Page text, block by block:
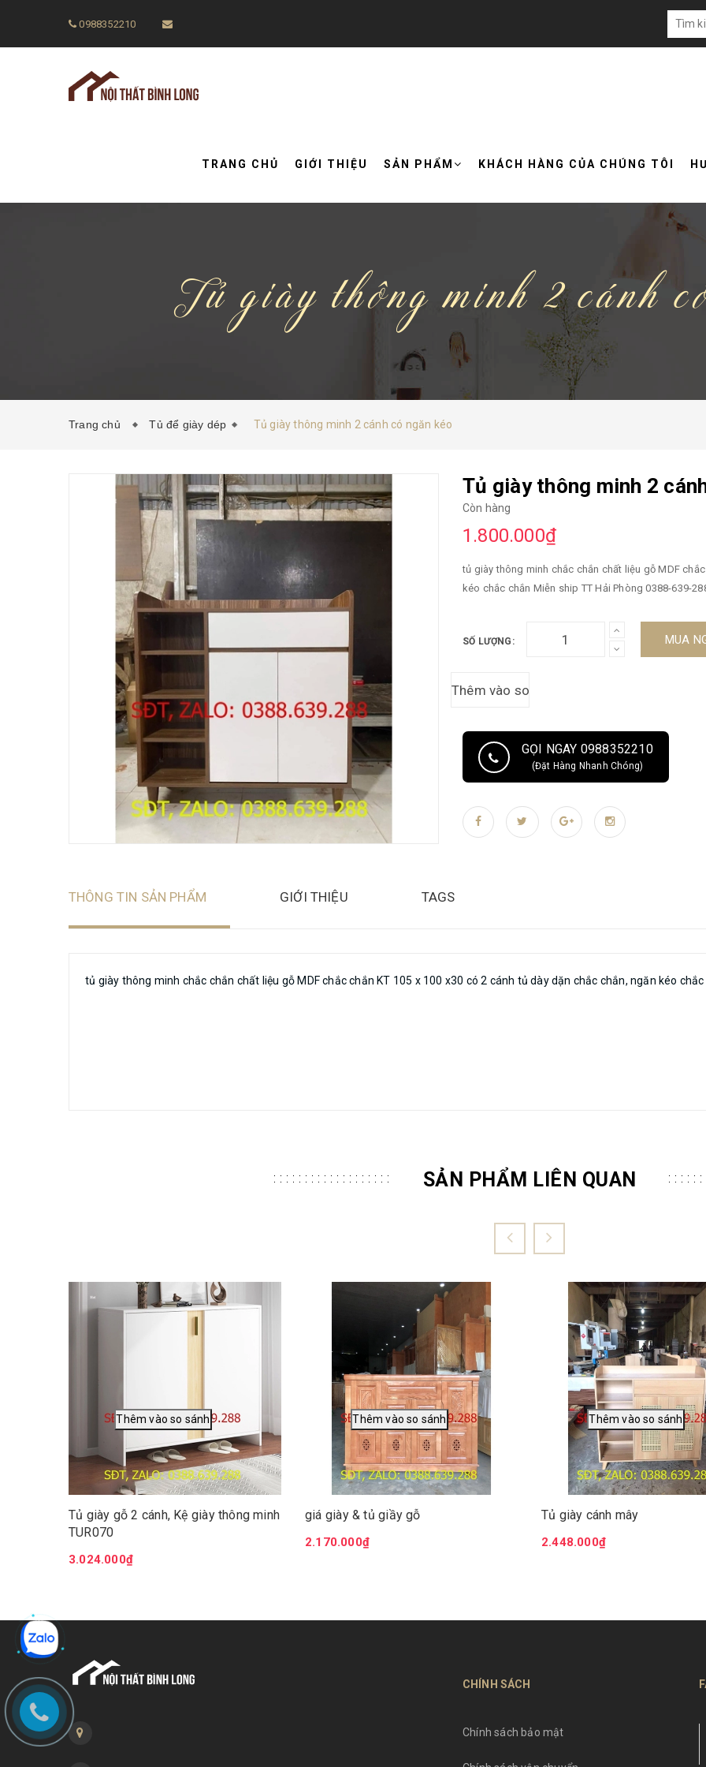
0988352210
TRANG CHỦ GIỚI THIỆU SẢN PHẨM KHÁCH HÀNG CỦA CHÚNG TÔI
Tủ giày thông minh 2 cánh
Trang chủ Tủ để giày dép Tủ giày thông minh 2 cánh có ngăn kéo
Tủ giày thông minh 2
Còn hàng
1.800.000₫
tủ giày thông minh chắc chắn chất liệu gỗ MDF
kéo chắc chắn Miễn ship TT Hải Phòng 0388-639-
SỐ LƯỢNG: MUA
GỌI NGAY 0988352210
(Đặt Hàng Nhanh Chóng)
THÔNG TIN SẢN PHẨM GIỚI THIỆU TAGS
tủ giày thông minh chắc chắn chất liệu gỗ MDF chắc chắn KT 105 x 100 x30 có 2 cánh tủ dày dặn chắc chắn, ngăn kéo
SẢN PHẨM LIÊN QUAN
Tủ giày gỗ 2 cánh, Kệ giày thông minh
TUR070
3.024.000₫
giá giày & tủ giầy gỗ
2.170.000₫
Tủ giày cánh mây
2.448.000₫
CHÍNH SÁCH
Chính sách bảo mật